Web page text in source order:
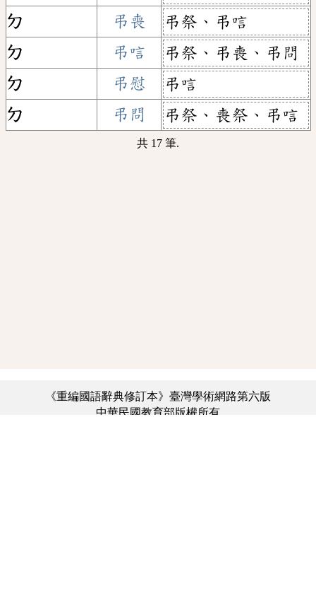
ㄉ
弔喪
弔祭、弔唁
ㄉ
弔唁
弔祭、弔喪、弔問
ㄉ
弔慰
弔唁
ㄉ
弔問 弔祭、喪祭、弔唁
共 17 筆.
《重編國語辭典修訂本》臺灣學術網路第六版
中華民國教育部版權所有